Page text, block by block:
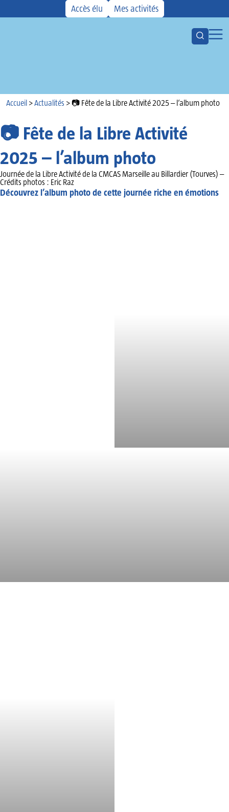
Accès élu Mes activités
Accueil
Ouvrir la
Kiosque
Agenda
Accueil >Actualités >📷 Fête de la Libre Activité 2025 – l’album photo
📷 Fête de la Libre Activité
2025 – l’album photo
Journée de la Libre Activité de la CMCAS Marseille au Billardier (Tourves) –
Crédits photos : Eric Raz
Découvrez l’album photo de cette journée riche en émotions